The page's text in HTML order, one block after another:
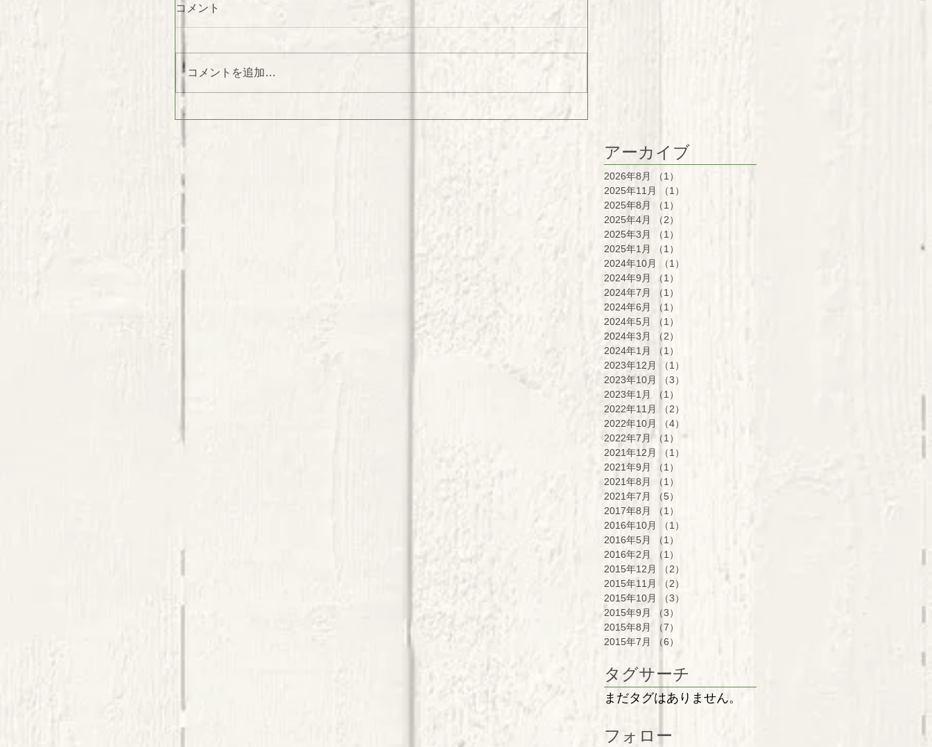
コメント
コメントを追加…
アーカイブ
2026年8月 （1）
2025年11月
（1）
2025年8月
（1）
2025年4月
（2）
2025年3月
（1）
2025年1月
（1）
2024年10月
（1）
2024年9月
（1）
2024年7月
（1）
2024年6月
（1）
2024年5月
（1）
2024年3月
（2）
2024年1月
（1）
2023年12月
（1）
2023年10月
（3）
2023年1月
（1）
2022年11月
（2）
2022年10月
（4）
2022年7月 （1）
1件の記事
2021年12月
（1）
2021年9月
（1）
2021年8月
（1）
2021年7月
（5）
2017年8月
（1）
2016年10月
（1）
2016年5月
（1）
2016年2月
（1）
2015年12月
（2）
2015年11月
（2）
2件の記事
2015年10月
（3）
2015年9月
（3）
2015年8月
（7）
2015年7月
（6）
タグサーチ
まだタグはありません。
フォロー